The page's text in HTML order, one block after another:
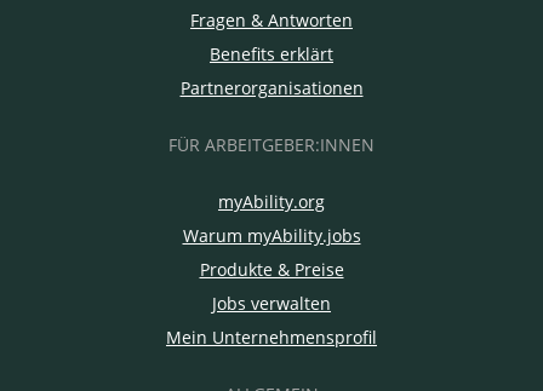
Fragen & Antworten
Benefits erklärt
Partnerorganisationen
FÜR ARBEITGEBER:INNEN
myAbility.org
Warum myAbility.jobs
Produkte & Preise
Jobs verwalten
Mein Unternehmensprofil